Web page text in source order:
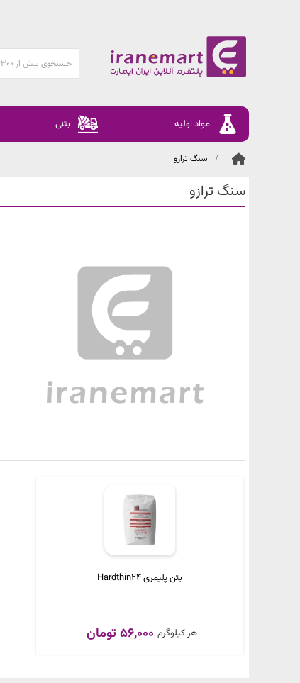
مواد اولیه بتنی
سنگ ترازو
سنگ ترازو
بتن پلیمری Hardthin24
56,000 تومان هر کیلوگرم